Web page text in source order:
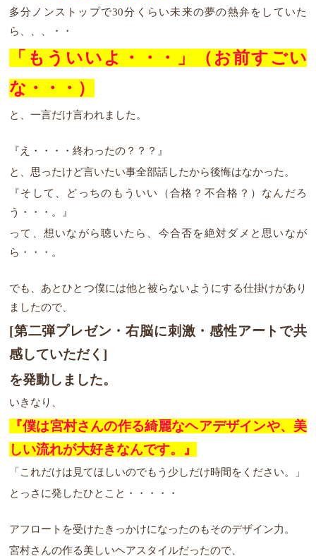
多分ノンストップで30分くらい未来の夢の熱弁をしていた
ら、、、・・
「 もういいよ・・・」（お前すごい
な・・・）
と、一言だけ言われました。
『え・・・・終わったの？？？』
と、思ったけど言いたい事全部話したから後悔はなかった。
『そして、どっちのもういい（合格？不合格？）なんだろ
う・・・。』
って、想いながら聴いたら、今合否を絶対ダメと思いなが
ら・・・。
でも、あとひとつ僕には他と被らないようにする仕掛けがあり
ましたので、
[第二弾プレゼン・右脳に刺激・感性アートで共
感していただく]
を発動しました。
いきなり、
『僕は宮村さんの作る綺麗なヘアデザインや、美
しい流れが大好きなんです。』
「これだけは見てほしいのでもう少しだけ時間をください。」
とっさに発したひとこと・・・・・
アフロートを受けたきっかけになったのもそのデザイン力。
宮村さんの作る美しいヘアスタイルだったので、